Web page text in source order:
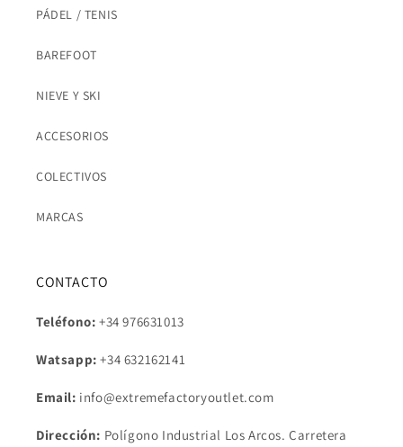
PÁDEL / TENIS
BAREFOOT
NIEVE Y SKI
ACCESORIOS
COLECTIVOS
MARCAS
CONTACTO
Teléfono: +34 976631013
Watsapp:+34 632162141
Email: info@extremefactoryoutlet.com
Dirección: Polígono Industrial Los Arcos. Carretera